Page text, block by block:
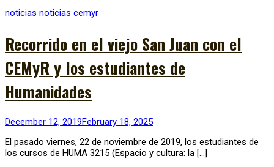
noticias noticias cemyr
Recorrido en el viejo San Juan con el
CEMyR y los estudiantes de
Humanidades
December 12, 2019February 18, 2025
El pasado viernes, 22 de noviembre de 2019, los estudiantes de
los cursos de HUMA 3215 (Espacio y cultura: la […]